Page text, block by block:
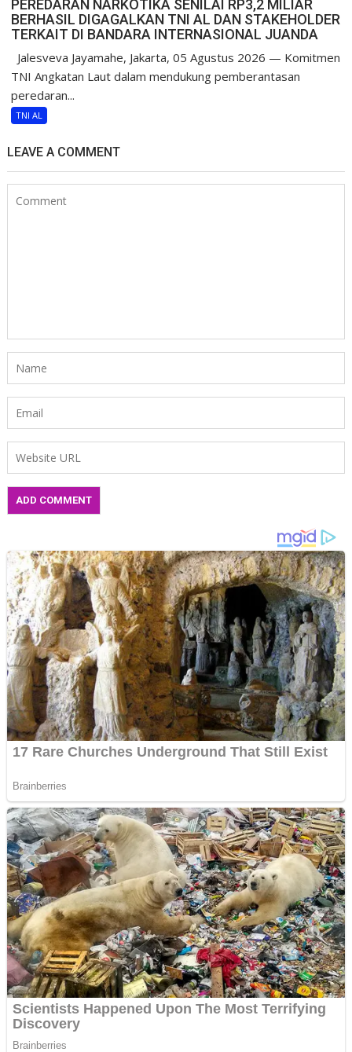
PEREDARAN NARKOTIKA SENILAI RP3,2 MILIAR
BERHASIL DIGAGALKAN TNI AL DAN STAKEHOLDER
TERKAIT DI BANDARA INTERNASIONAL JUANDA
Jalesveva Jayamahe, Jakarta, 05 Agustus 2026 — Komitmen
TNI Angkatan Laut dalam mendukung pemberantasan
peredaran...
TNI AL
LEAVE A COMMENT